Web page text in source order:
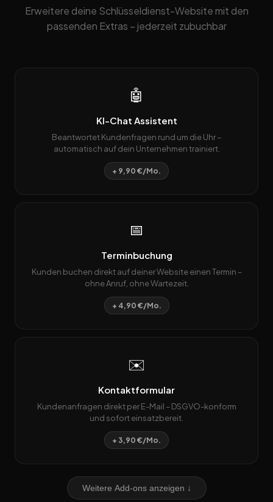
Erweitere deine Schlüsseldienst-Website mit den
passenden Extras – jederzeit zubuchbar
🤖
KI-Chat Assistent
Beantwortet Kundenfragen rund um die Uhr –
automatisch auf dein Unternehmen trainiert.
+ 9,90 €/Mo.
📅
Terminbuchung
Kunden buchen direkt auf deiner Website einen Termin –
ohne Anruf, ohne Wartezeit.
+ 4,90 €/Mo.
✉️
Kontaktformular
Kundenanfragen direkt per E-Mail – DSGVO-konform
und sofort einsatzbereit.
+ 3,90 €/Mo.
Weitere Add-ons anzeigen ↓